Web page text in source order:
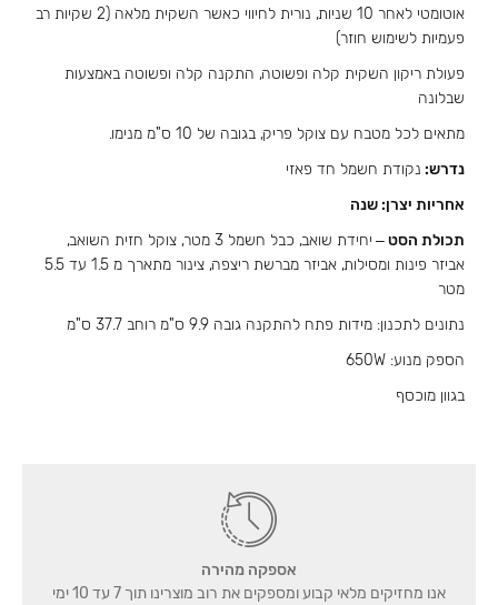
אוטומטי לאחר 10 שניות, נורית לחיווי כאשר השקית מלאה (2 שקיות רב
פעמיות לשימוש חוזר)
פעולת ריקון השקית קלה ופשוטה, התקנה קלה ופשוטה באמצעות
שבלונה
מתאים לכל מטבח עם צוקל פריק, בגובה של 10 ס"מ מנימו.
נדרש: נקודת חשמל חד פאזי
אחריות יצרן: שנה
תכולת הסט –
יחידת שואב, כבל חשמל 3 מטר, צוקל חזית השואב,
אביזר פינות ומסילות, אביזר מברשת ריצפה, צינור מתארך מ 1.5 עד 5.5
מטר
נתונים לתכנון: מידות פתח להתקנה גובה 9.9 ס"מ רוחב 37.7 ס"מ
הספק מנוע: 650W
בגוון מוכסף
אספקה מהירה
אנו מחזיקים מלאי קבוע ומספקים את רוב מוצרינו תוך 7 עד 10 ימי